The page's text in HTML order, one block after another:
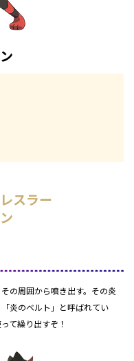
スラー
の周囲から噴き出す。その炎
炎のベルト」と呼ばれてい
て繰り出すぞ！